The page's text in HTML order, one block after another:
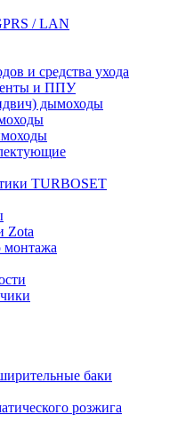
/ LAN
и средства ухода
и ППУ
дымоходы
TURBOSET
Zota
монтажа
баки
розжига